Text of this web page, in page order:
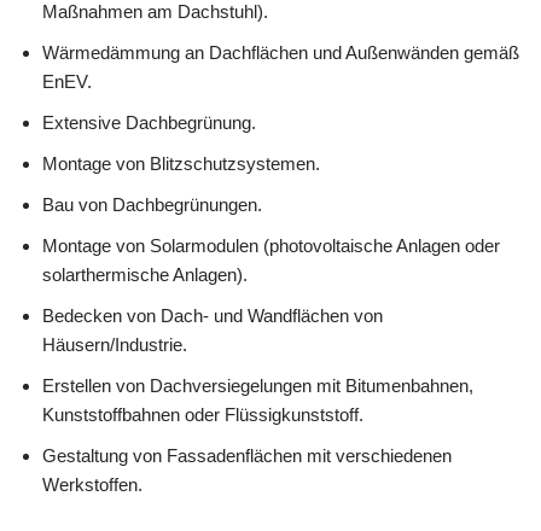
Maßnahmen am Dachstuhl).
Wärmedämmung an Dachflächen und Außenwänden gemäß
EnEV.
Extensive Dachbegrünung.
Montage von Blitzschutzsystemen.
Bau von Dachbegrünungen.
Montage von Solarmodulen (photovoltaische Anlagen oder
solarthermische Anlagen).
Bedecken von Dach- und Wandflächen von
Häusern/Industrie.
Erstellen von Dachversiegelungen mit Bitumenbahnen,
Kunststoffbahnen oder Flüssigkunststoff.
Gestaltung von Fassadenflächen mit verschiedenen
Werkstoffen.